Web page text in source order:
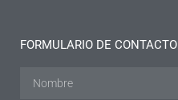
FORMULARIO DE CONTACTO